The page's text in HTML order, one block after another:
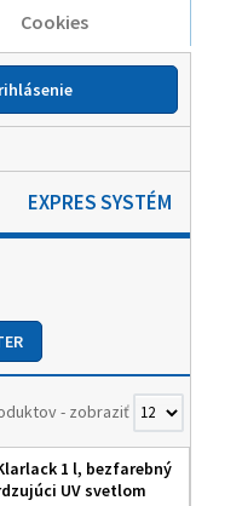
Cookies
EXPRES SYSTÉM
- zobraziť
Klarlack 1 l, bezfarebný
UV svetlom